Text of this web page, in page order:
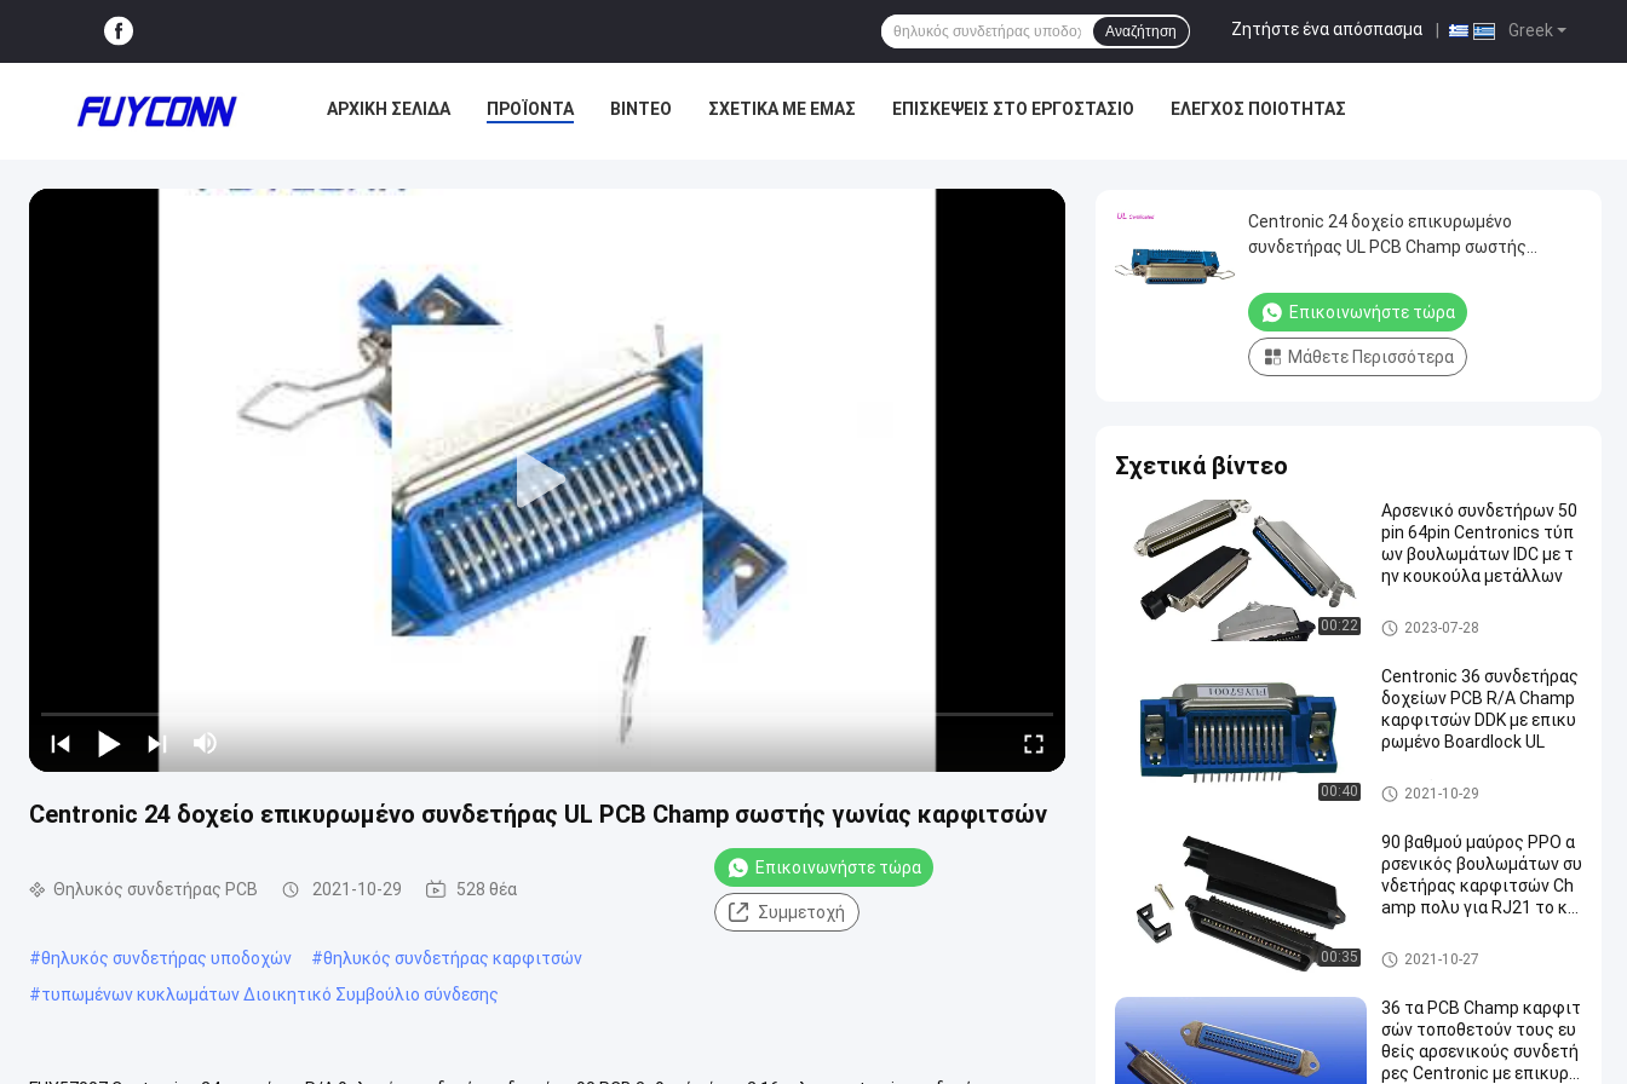
Greek
Ζητήστε ένα απόσπασμα
Αναζήτηση
ΑΡΧΙΚΉ ΣΕΛΊΔΑ ΠΡΟΪΌΝΤΑ ΒΊΝΤΕΟ ΣΧΕΤΙΚΆ ΜΕ ΕΜΆΣ ΕΠΙΣΚΈΨΕΙΣ ΣΤΟ ΕΡΓΟΣΤΆΣΙΟ ΈΛΕΓΧΟΣ ΠΟΙΌΤΗΤΑΣ
Centronic 24 δοχείο επικυρωμένο συνδετήρας UL PCB Champ σωστής γωνίας καρφιτσών
Θηλυκός συνδετήρας PCB 2021-10-29 528 θέα
Επικοινωνήστε τώρα
Συμμετοχή
#θηλυκός συνδετήρας υποδοχών #θηλυκός συνδετήρας καρφιτσών
#τυπωμένων κυκλωμάτων Διοικητικό Συμβούλιο σύνδεσης
Centronic 24 δοχείο επικυρωμένο
συνδετήρας UL PCB Champ σωστής
Επικοινωνήστε τώρα
Μάθετε Περισσότερα
Σχετικά βίντεο
00:22
Αρσενικό συνδετήρων 50
pin 64pin Centronics τύπ
ων βουλωμάτων IDC με τ
ην κουκούλα μετάλλων
Συνδετήρας Centronics
2023-07-28
00:40
Centronic 36 συνδετήρας
δοχείων PCB R/A Champ
καρφιτσών DDK με επικυ
ρωμένο Boardlock UL
Θηλυκός συνδετήρας PCB
2021-10-29
00:35
90 βαθμού μαύρος PPO α
ρσενικός βουλωμάτων συ
νδετήρας καρφιτσών Ch
amp πολυ για RJ21 το κα
συνδετήρας centronics 50 κα
ρφιτσών
2021-10-27
36 τα PCB Champ καρφιτ
σών τοποθετούν τους ευ
θείς αρσενικούς συνδετή
ρες Centronic με επικυρω